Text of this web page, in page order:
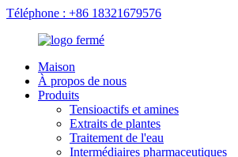
Téléphone : +86 18321679576
Maison
À propos de nous
Produits
Tensioactifs et amines
Extraits de plantes
Traitement de l'eau
Intermédiaires pharmaceutiques